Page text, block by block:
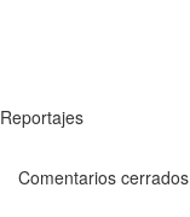
Reportajes
Comentarios cerrados